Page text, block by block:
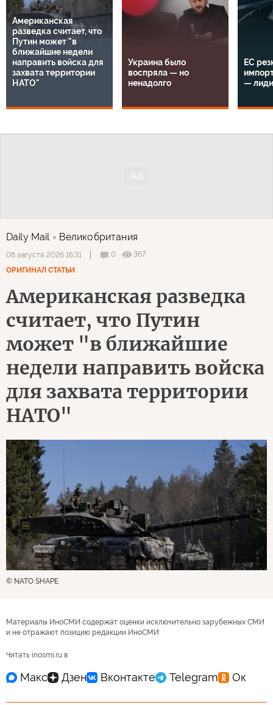
Американская
разведка считает, что
Путин может "в
ближайшие недели
направить войска для
захвата территории
НАТО"
Украина было
воспряла — но
ненадолго
ЕС
—
Daily Mail Великобритания
08 августа 2026 16:31 0
367
ОРИГИНАЛ СТАТЬИ
Американская разведка
считает, что Путин
может "в ближайшие
недели направить войска
для захвата территории
НАТО"
© NATO SHAPE
Материалы ИноСМИ содержат оценки исключительно зарубежных СМИ
и не отражают позицию редакции ИноСМИ
Читать inosmi.ru в